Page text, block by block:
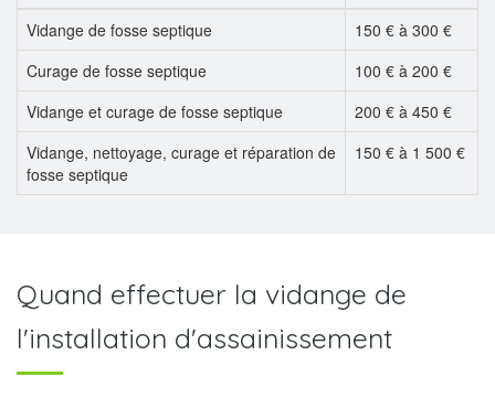
Vidange de fosse septique
150 € à 300 €
Curage de fosse septique
100 € à 200 €
Vidange et curage de fosse septique
200 € à 450 €
Vidange, nettoyage, curage et réparation de
fosse septique
150 € à 1 500 €
Quand effectuer la vidange de
l'installation d'assainissement